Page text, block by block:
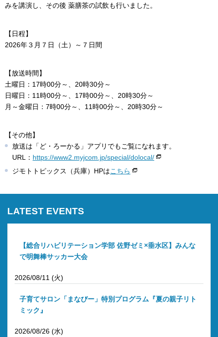
みを講演し、その後 薬膳茶の試飲も行いました。
【日程】
2026年３月７日（土）～７日間
【放送時間】
土曜日：17時00分～、20時30分～
日曜日：11時00分～、17時00分～、20時30分～
月～金曜日：7時00分～、11時00分～、20時30分～
【その他】
放送は「ど・ろーかる」アプリでもご覧になれます。
URL： https://www2.myjcom.jp/special/dolocal/
ジモトトピックス（兵庫）HPはこちら
LATEST EVENTS
【総合リハビリテーション学部 佐野ゼミ×垂水区】みんな
で明舞棒サッカー大会
2026/08/11 (火)
子育てサロン「まなびー」特別プログラム『夏の親子リト
ミック』
2026/08/26 (水)